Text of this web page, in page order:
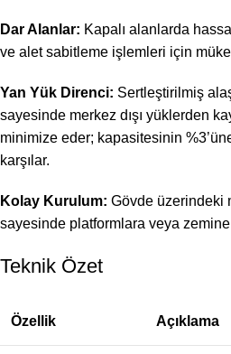
Dar Alanlar: Kapalı alanlarda
ve alet sabitleme işlemleri için
Yan Yük Direnci: Sertleştirilmiş
sayesinde merkez dışı yüklerden
minimize eder; kapasitesinin
karşılar.
Kolay Kurulum: Gövde üzerindeki
sayesinde platformlara veya zemine
Teknik Özet
Özellik Açıklama